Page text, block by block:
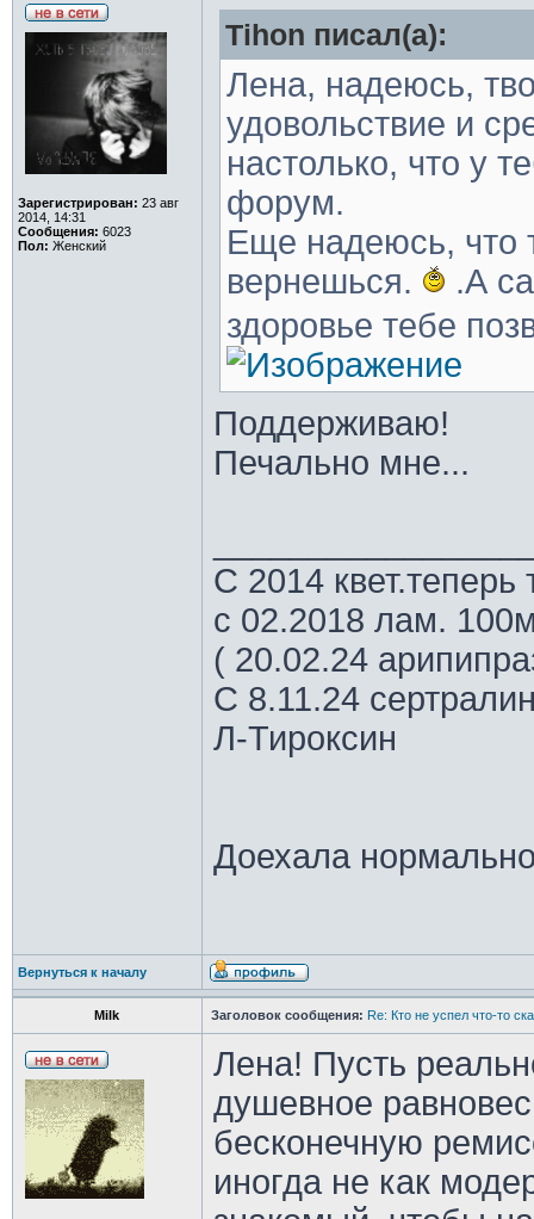
Зарегистрирован: 23 авг
2014, 14:31
Сообщения: 6023
Пол: Женский
Tihon писал(а):
Лена, надеюсь,
удовольствие и
настолько, что у
форум.
Еще надеюсь, что
вернешься.
.А
здоровье тебе
Поддерживаю!
Печально мне...
С 2014 квет.теперь
с 02.2018 лам.
( 20.02.24
С 8.11.24
Л-Тироксин
Доехала
Вернуться к началу
Milk Заголовок сообщения: Re: Кто не успел что-то
Лена! Пусть
душевное
бесконечную
иногда не как